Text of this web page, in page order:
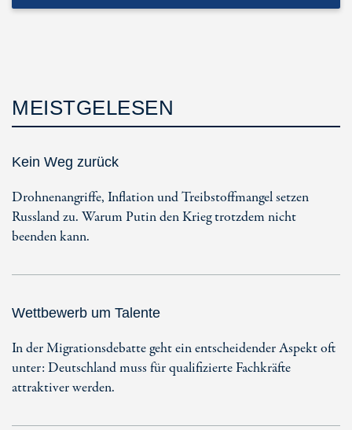
MEISTGELESEN
Kein Weg zurück
Drohnenangriffe, Inflation und Treibstoffmangel setzen
Russland zu. Warum Putin den Krieg trotzdem nicht
beenden kann.
Wettbewerb um Talente
In der Migrationsdebatte geht ein entscheidender Aspekt oft
unter: Deutschland muss für qualifizierte Fachkräfte
attraktiver werden.